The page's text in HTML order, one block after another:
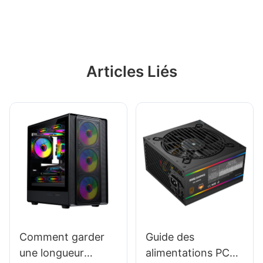
Articles Liés
Comment garder
une longueur
Guide des
alimentations PC